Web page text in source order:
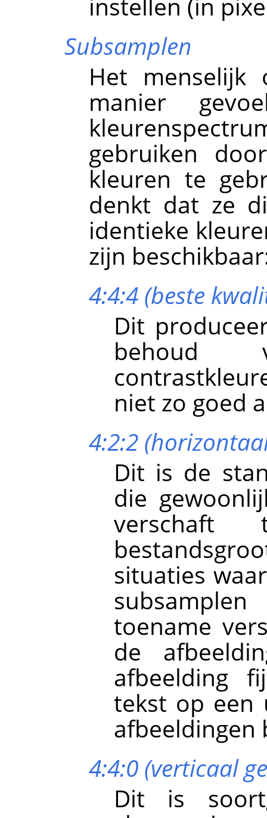
instellen (in
Subsamplen
Het
manier
gebruiken
kleuren te
denkt dat ze
identieke
zijn
4:4:4 (beste
Dit
behoud
niet zo goed
4:2:2
Dit is de
die
verschaft
situaties
toename
de
afbeelding
tekst op een
afbeeldingen
4:4:0 (verticaal
Dit is